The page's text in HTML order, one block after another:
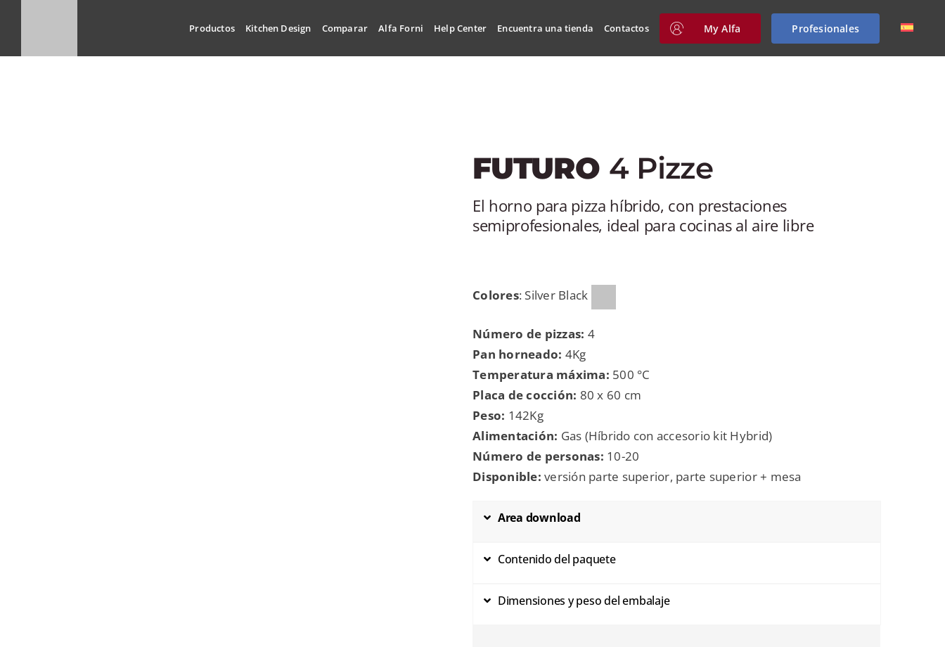
Productos Kitchen Design Comparar Alfa Forni Help Center Encuentra una tienda Contactos My Alfa Profesionales
FUTURO 4 Pizze
El horno para pizza híbrido, con prestaciones
semiprofesionales, ideal para cocinas al aire libre
Colores: Silver Black
Número de pizzas: 4
Pan horneado: 4Kg
Temperatura máxima: 500 °C
Placa de cocción: 80 x 60 cm
Peso: 142Kg
Alimentación: Gas (Híbrido con accesorio kit Hybrid)
Número de personas: 10-20
Disponible: versión parte superior, parte superior + mesa
Area download
Contenido del paquete
Dimensiones y peso del embalaje